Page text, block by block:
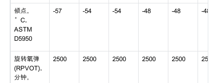
倾点，
°C，
ASTM
D5950
-57 -54 -54 -48 -48 -48
旋转氧弹
(RPVOT)，
分钟，
2500 2500 2500 2500 2500 2500